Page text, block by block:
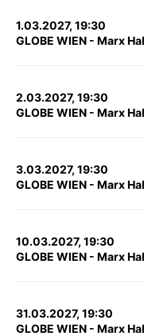
1.03.2027, 19:30
GLOBE WIEN - Marx
2.03.2027, 19:30
GLOBE WIEN - Marx
3.03.2027, 19:30
GLOBE WIEN - Marx
10.03.2027, 19:30
GLOBE WIEN - Marx
31.03.2027, 19:30
GLOBE WIEN - Marx